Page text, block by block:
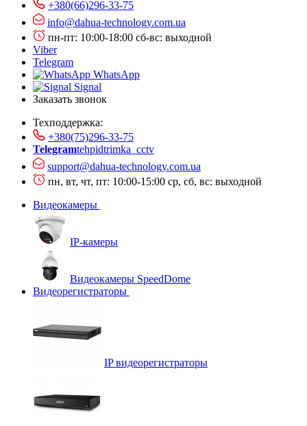
+380(66)296-33-75
info@dahua-technology.com.ua
пн-пт: 10:00-18:00 сб-вс: выходной
Viber
Telegram
WhatsApp
Signal
Заказать звонок
Техподдержка:
+380(75)296-33-75
Telegramtehpidtrimka_cctv
support@dahua-technology.com.ua
пн, вт, чт, пт: 10:00-15:00 ср, сб, вс: выходной
Видеокамеры
IP-камеры
Видеокамеры SpeedDome
Видеорегистраторы
IP видеорегистраторы